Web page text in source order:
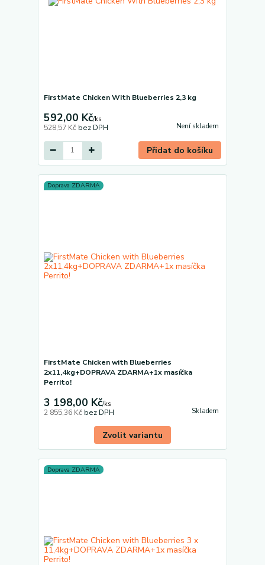
FirstMate Chicken With Blueberries 2,3 kg
592,00 Kč/ks
528,57 Kč bez DPH Není skladem
Přidat do košíku
Doprava ZDARMA
FirstMate Chicken with Blueberries
2x11,4kg+DOPRAVA ZDARMA+1x masíčka
Perrito!
3 198,00 Kč/ks
2 855,36 Kč bez DPH Skladem
Zvolit variantu
Doprava ZDARMA